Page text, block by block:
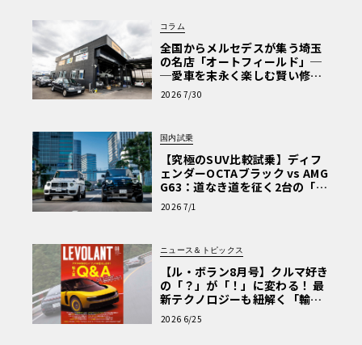
コラム
全国からメルセデスが集う埼玉
の名店「オートフィールド」─
─愛車を末永く楽しむ賢い修理
術と、プロがフックス製オイル
を選ぶ理由〈PR〉
2026 7/30
国内試乗
【究極のSUV比較試乗】ディフ
ェンダーOCTAブラック vs AMG
G63：道なき道を征く2台の「対
極的アプローチ」
2026 7/1
ニュース＆トピックス
【ル・ボラン8月号】クルマ好き
の「？」が「！」に変わる！ 最
新テクノロジーも紐解く「輸入
車Q&A」
2026 6/25